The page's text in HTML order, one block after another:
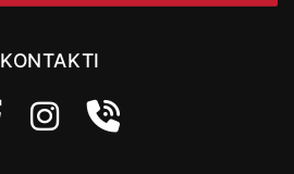
KONTAKTI